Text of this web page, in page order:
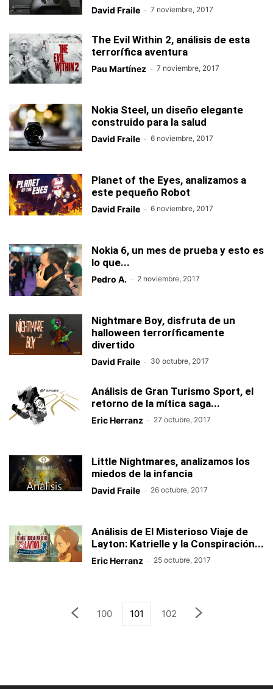
David Fraile - 7 noviembre, 2017
The Evil Within 2, análisis de esta
terrorífica aventura
Pau Martínez - 7 noviembre, 2017
Nokia Steel, un diseño elegante
construido para la salud
David Fraile - 6 noviembre, 2017
Planet of the Eyes, analizamos a
este pequeño Robot
David Fraile - 6 noviembre, 2017
Nokia 6, un mes de prueba y esto es
lo que...
Pedro A. - 2 noviembre, 2017
Nightmare Boy, disfruta de un
halloween terroríficamente
divertido
David Fraile - 30 octubre, 2017
Análisis de Gran Turismo Sport, el
retorno de la mítica saga...
Eric Herranz - 27 octubre, 2017
Little Nightmares, analizamos los
miedos de la infancia
David Fraile - 26 octubre, 2017
Análisis de El Misterioso Viaje de
Layton: Katrielle y la Conspiración...
Eric Herranz - 25 octubre, 2017
100 101 102